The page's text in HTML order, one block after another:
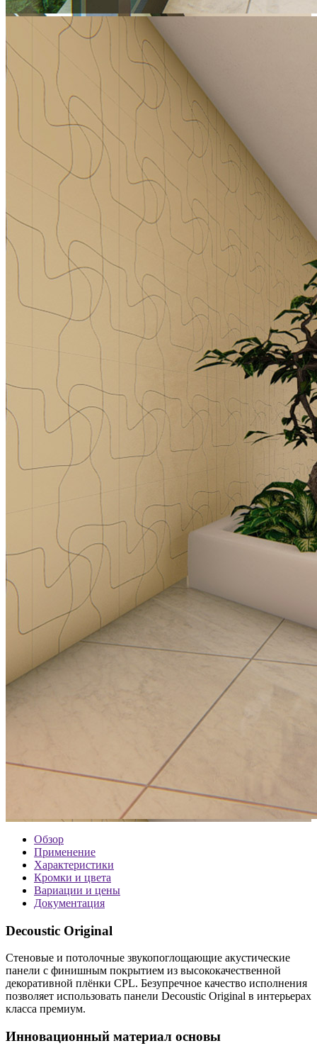
Обзор
Применение
Характеристики
Кромки и цвета
Вариации и цены
Документация
Decoustic Original
Стеновые и потолочные звукопоглощающие акустические
панели с финишным покрытием из высококачественной
декоративной плёнки CPL. Безупречное качество исполнения
позволяет использовать панели Decoustic Original в интерьерах
класса премиум.
Инновационный материал основы